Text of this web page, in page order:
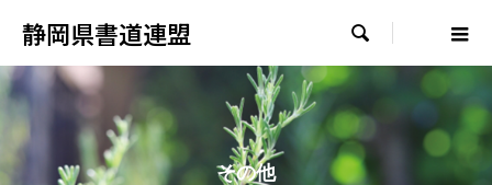
静岡県書道連盟 
その他